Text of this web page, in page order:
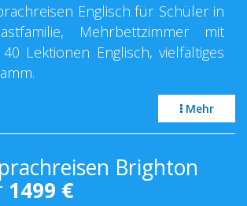
Englisch für Schüler in
Mehrbettzimmer mit
Lektionen Englisch, vielfältiges
Mehr
Brighton
1499 €